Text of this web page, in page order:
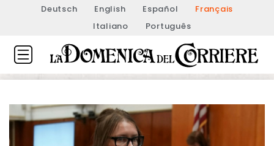
Deutsch English Español
Français
Italiano
Português